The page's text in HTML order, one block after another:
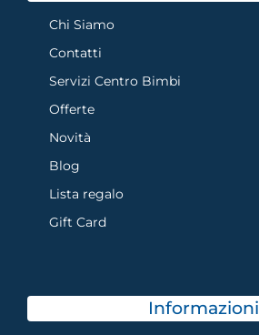
Chi Siamo
Contatti
Servizi Centro Bimbi
Offerte
Novità
Blog
Lista regalo
Gift Card
Informazioni